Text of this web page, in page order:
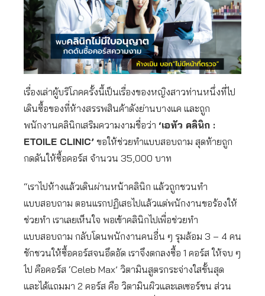
เรื่องเล่าผู้บริโภคครั้งนี้เป็นเรื่องของหญิงสาวท่านหนึ่งที่ไป
เดินซื้อของที่ห้างสรรพสินค้าดังย่านบางแค และถูก
พนักงานคลินิกเสริมความงามชื่อว่า ‘เอทัว คลินิก :
ETOILE CLINIC’ ขอให้ช่วยทำแบบสอบถาม สุดท้ายถูก
กดดันให้ซื้อคอร์ส จำนวน 35,000 บาท
“เราไปห้างแล้วเดินผ่านหน้าคลินิก แล้วถูกชวนทำ
แบบสอบถาม ตอนแรกปฏิเสธไปแล้วแต่พนักงานขอร้องให้
ช่วยทำ เราเลยเห็นใจ พอเข้าคลินิกไปเพื่อช่วยทำ
แบบสอบถาม กลับโดนพนักงานคนอื่น ๆ รุมล้อม 3 – 4 คน
ชักชวนให้ซื้อคอร์สจนอึดอัด เราจึงตกลงซื้อ 1 คอร์ส ให้จบ ๆ
ไป คือคอร์ส ‘Celeb Max’ วิตามินสูตรกระจ่างใสขั้นสุด
และได้แถมมา 2 คอร์ส คือ วิตามินผิวและเลเซอร์ขน ส่วน